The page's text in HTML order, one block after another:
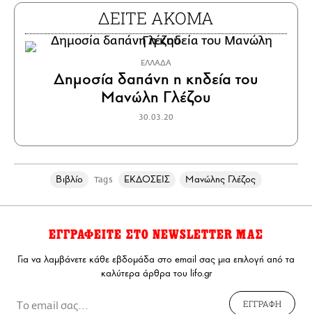
ΔΕΙΤΕ ΑΚΟΜΑ
ΕΛΛΑΔΑ
Δημοσία δαπάνη η κηδεία του
Μανώλη Γλέζου
30.03.20
Βιβλίο Tags ΕΚΔΟΣΕΙΣ Μανώλης Γλέζος
ΕΓΓΡΑΦΕΙΤΕ ΣΤΟ NEWSLETTER ΜΑΣ
Για να λαμβάνετε κάθε εβδομάδα στο email σας μια επιλογή από τα
καλύτερα άρθρα του lifo.gr
ΕΓΓΡΑΦΗ